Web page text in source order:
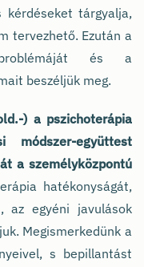
tárgyalja,
tervezhető. Ezután a
és a
beszéljük meg.
) a pszichoterápia
módszer-együttest
a személyközpontú
hatékonyságát,
az egyéni javulások
Megismerkedünk a
s bepillantást